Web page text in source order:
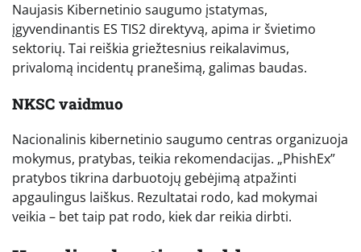
Naujasis Kibernetinio saugumo įstatymas,
įgyvendinantis ES TIS2 direktyvą, apima ir švietimo
sektorių. Tai reiškia griežtesnius reikalavimus,
privalomą incidentų pranešimą, galimas baudas.
NKSC vaidmuo
Nacionalinis kibernetinio saugumo centras organizuoja
mokymus, pratybas, teikia rekomendacijas. „PhishEx”
pratybos tikrina darbuotojų gebėjimą atpažinti
apgaulingus laiškus. Rezultatai rodo, kad mokymai
veikia – bet taip pat rodo, kiek dar reikia dirbti.